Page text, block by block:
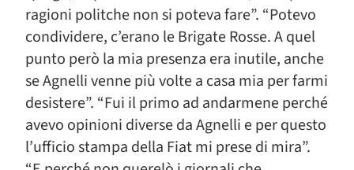
ragioni politche non si poteva fare”. “Potevo
condividere, c’erano le Brigate Rosse. A quel
punto però la mia presenza era inutile, anche
se Agnelli venne più volte a casa mia per farmi
desistere”. “Fui il primo ad andarmene perché
avevo opinioni diverse da Agnelli e per questo
l’ufficio stampa della Fiat mi prese di mira”.